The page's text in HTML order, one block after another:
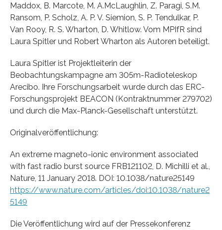
Maddox, B. Marcote, M. A.McLaughlin, Z. Paragi, S.M.
Ransom, P. Scholz, A. P. V. Siemion, S. P. Tendulkar, P.
Van Rooy, R. S. Wharton, D. Whitlow. Vom MPIfR sind
Laura Spitler und Robert Wharton als Autoren beteiligt.
Laura Spitler ist Projektleiterin der
Beobachtungskampagne am 305m-Radioteleskop
Arecibo. Ihre Forschungsarbeit wurde durch das ERC-
Forschungsprojekt BEACON (Kontraktnummer 279702)
und durch die Max-Planck-Gesellschaft unterstützt.
Originalveröffentlichung:
An extreme magneto-ionic environment associated
with fast radio burst source FRB121102, D. Michilli et al.,
Nature, 11 January 2018. DOI: 10.1038/nature25149
https://www.nature.com/articles/doi:10.1038/nature2
5149
Die Veröffentlichung wird auf der Pressekonferenz